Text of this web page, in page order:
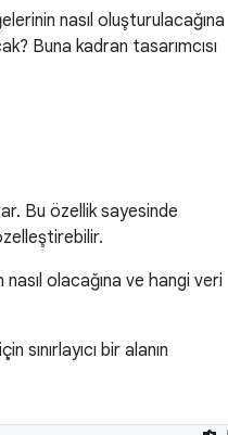
nasıl oluşturulacağına
Buna kadran tasarımcısı
Bu özellik sayesinde
olacağına ve hangi veri
bir alanın